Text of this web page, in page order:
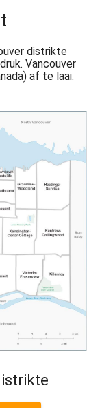
distrikte
Vancouver
af te laai.